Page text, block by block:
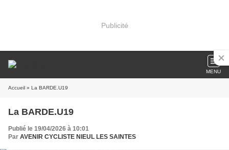
Publicité
MENU
Accueil » La BARDE.U19
La BARDE.U19
Publié le 19/04/2026 à 10:01
Par AVENIR CYCLISTE NIEUL LES SAINTES